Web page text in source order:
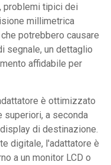
problemi tipici dei
millimetrica
potrebbero causare
segnale, un dettaglio
affidabile per
è ottimizzato
superiori, a seconda
di destinazione.
digitale, l'adattatore è
a un monitor LCD o